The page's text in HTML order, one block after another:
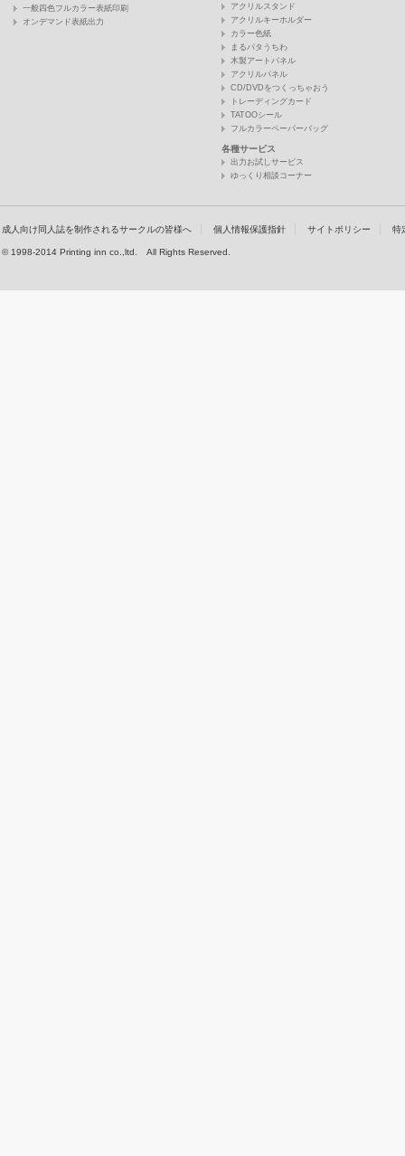
一般四色フルカラー表紙印刷
オンデマンド表紙出力
アクリルスタンド
アクリルキーホルダー
カラー色紙
まるパタうちわ
木製アートパネル
アクリルパネル
CD/DVDをつくっちゃおう
トレーディングカード
TATOOシール
フルカラーペーパーバッグ
各種サービス
出力お試しサービス
ゆっくり相談コーナー
成人向け同人誌を制作されるサークルの皆様へ 個人情報保護指針 サイトポリシー 特
© 1998-2014 Printing inn co.,ltd. All Rights Reserved.